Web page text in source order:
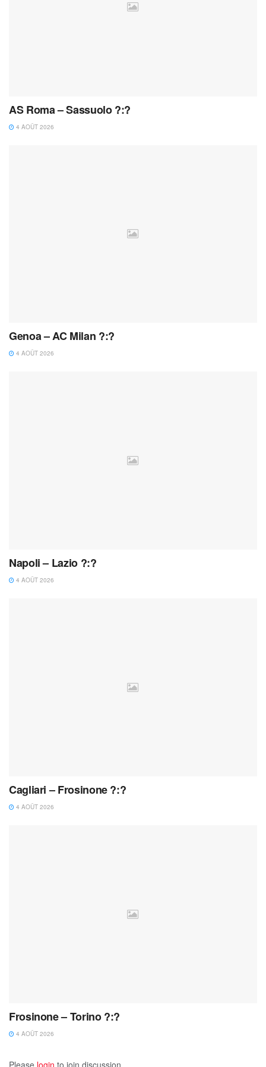
AS Roma – Sassuolo ?:?
4 AOÛT 2026
Genoa – AC Milan ?:?
4 AOÛT 2026
Napoli – Lazio ?:?
4 AOÛT 2026
Cagliari – Frosinone ?:?
4 AOÛT 2026
Frosinone – Torino ?:?
4 AOÛT 2026
Please login to join discussion